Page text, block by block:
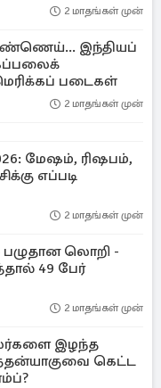
2 மாதங்கள் முன்
இந்தியப்
படைகள்
2 மாதங்கள் முன்
மேஷம், ரிஷபம்,
எப்படி
2 மாதங்கள் முன்
லொறி -
49 பேர்
2 மாதங்கள் முன்
இழந்த
கெட்ட